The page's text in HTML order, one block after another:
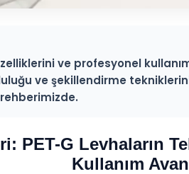
ve profesyonel
ve şekillendirme
PET-G Levhaların
Kullanım